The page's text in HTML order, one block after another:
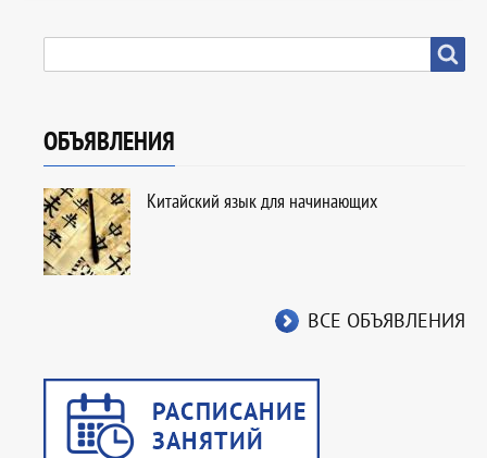
ОБЪЯВЛЕНИЯ
Китайский язык для начинающих
ВСЕ ОБЪЯВЛЕНИЯ